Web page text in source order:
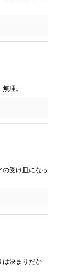
理。
の受け皿になっ
は決まりだか